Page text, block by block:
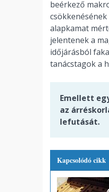
beérkező
alapkamat
jelentenek a
időjárásból
tanácstagok a
Emellett
az
lefutását.
Kapcsolódó cikk